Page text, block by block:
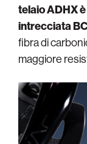
telaio ADHX
intrecciata
fibra di
maggiore